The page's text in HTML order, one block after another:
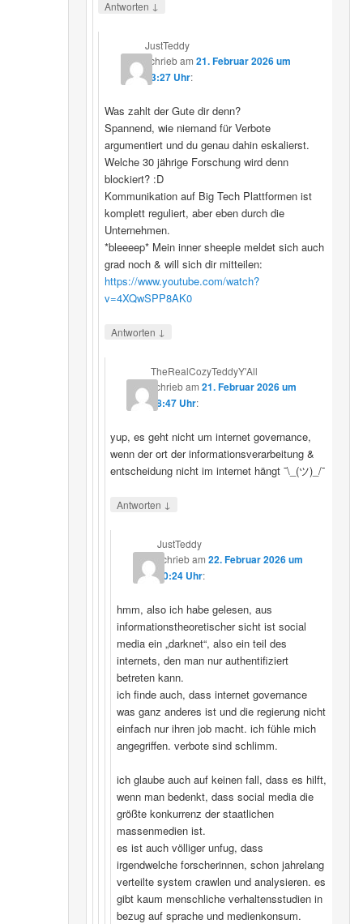
Antworten ↓
JustTeddy
schriebam 21. Februar 2026 um
13:27 Uhr:
Was zahlt der Gute dir denn?
Spannend, wie niemand für Verbote
argumentiert und du genau dahin eskalierst.
Welche 30 jährige Forschung wird denn
blockiert? :D
Kommunikation auf Big Tech Plattformen ist
komplett reguliert, aber eben durch die
Unternehmen.
*bleeeep* Mein inner sheeple meldet sich auch
grad noch & will sich dir mitteilen:
https://www.youtube.com/watch?
v=4XQwSPP8AK0
Antworten ↓
TheRealCozyTeddyY'All
schriebam21. Februar 2026 um
18:47 Uhr:
yup, es geht nicht um internet governance,
wenn der ort der informationsverarbeitung &
entscheidung nicht im internet hängt ¯\_(ツ)_/¯
Antworten ↓
JustTeddy
schriebam 22. Februar 2026 um
20:24 Uhr:
hmm, also ich habe gelesen, aus
informationstheoretischer sicht ist social
media ein „darknet“, also ein teil des
internets, den man nur authentifiziert
betreten kann.
ich finde auch, dass internet governance
was ganz anderes ist und die regierung nicht
einfach nur ihren job macht. ich fühle mich
angegriffen. verbote sind schlimm.
ich glaube auch auf keinen fall, dass es hilft,
wenn man bedenkt, dass social media die
größte konkurrenz der staatlichen
massenmedien ist.
es ist auch völliger unfug, dass
irgendwelche forscherinnen, schon jahrelang
verteilte system crawlen und analysieren. es
gibt kaum menschliche verhaltensstudien in
bezug auf sprache und medienkonsum.